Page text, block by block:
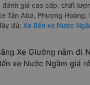
đánh giá cao cấp, chất
Tân Aba, Phượng Hoàng,
đủ: Xe Bến xe Nước
Xe Giường nằm đi
xe Nước Ngầm giá